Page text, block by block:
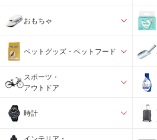
おもちゃ
ペットグッズ・ペットフード
スポーツ・
アウトドア
時計